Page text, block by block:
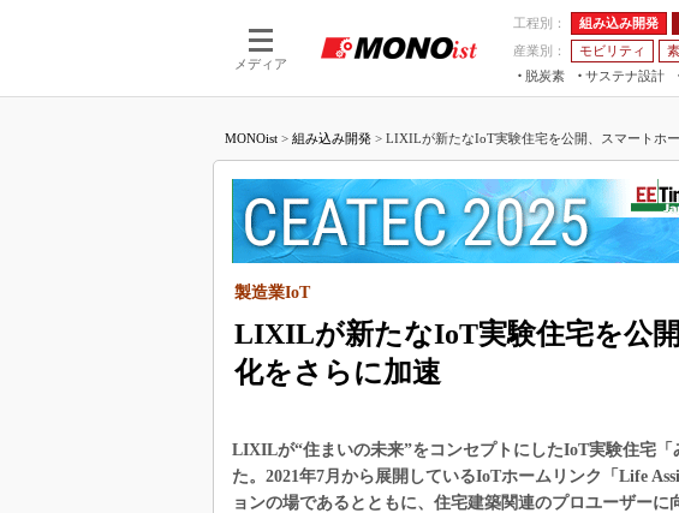
メディア
工程別： 組み込み開発
産業別：
モビリティ
脱炭素
サステナ設計
つながる工場
つながるサービス
AI×設備保全
Physical AI
組
展
IIFES
国
日
MONOist > 組み込み開発 > LIXILが新たなIoT実験住宅を公開、スマートホー
LIXILが新たなIoT実験住宅を公
化をさらに加速
製造業IoT
LIXILが“住まいの未来”をコンセプトにしたIoT実験住宅
た。2021年7月から展開しているIoTホームリンク「Life
ョンの場であるとともに、住宅建築関連のプロユーザー